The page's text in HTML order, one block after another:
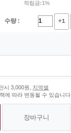
적립금:1%
수량 : +1
시 3,000원, 지역별
에 따라 변동될 수 있습니다
장바구니